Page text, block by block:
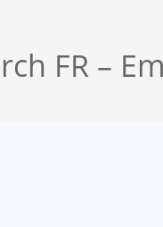
FR –